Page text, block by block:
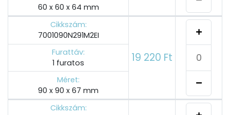
60 x 60 x 64 mm
Cikkszám:
7001090N291M2EI
19 220 Ft
Furattáv:
1 furatos
Méret:
90 x 90 x 67 mm
Cikkszám: